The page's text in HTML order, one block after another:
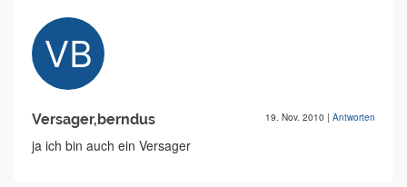
Versager,berndus 19. Nov. 2010 | Antworten
ja ich bin auch ein Versager